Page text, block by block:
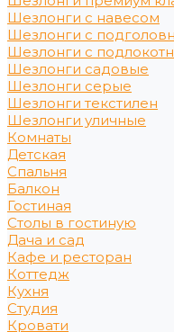
Шезлонги с навесом
Шезлонги с
Шезлонги с
Шезлонги садовые
Шезлонги серые
Шезлонги текстилен
Шезлонги уличные
Комнаты
Детская
Спальня
Балкон
Гостиная
Столы в гостиную
Дача и сад
Кафе и ресторан
Коттедж
Кухня
Студия
Кровати